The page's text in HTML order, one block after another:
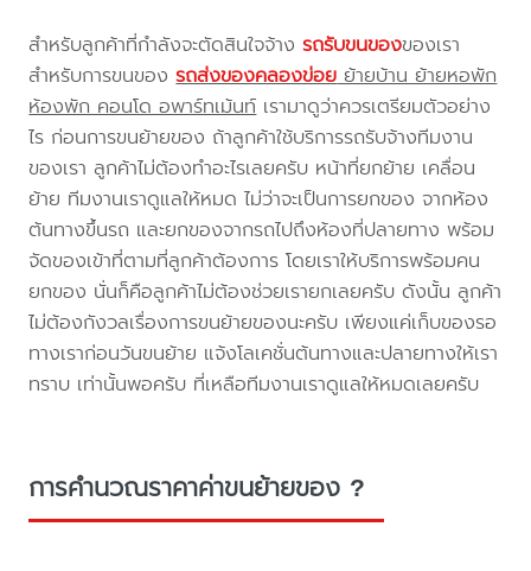
สำหรับลูกค้าที่กำลังจะตัดสินใจจ้างรถรับขนของของเรา
สำหรับการขนของรถส่งของคลองข่อยย้ายบ้าน ย้ายหอพัก
ห้องพัก คอนโด อพาร์ทเม้นท์เรามาดูว่าควรเตรียมตัวอย่าง
ไร ก่อนการขนย้ายของ ถ้าลูกค้าใช้บริการรถรับจ้างทีมงาน
ของเรา ลูกค้าไม่ต้องทำอะไรเลยครับ หน้าที่ยกย้าย เคลื่อน
ย้าย ทีมงานเราดูแลให้หมด ไม่ว่าจะเป็นการยกของ จากห้อง
ต้นทางขึ้นรถ และยกของจากรถไปถึงห้องที่ปลายทาง พร้อม
จัดของเข้าที่ตามที่ลูกค้าต้องการ โดยเราให้บริการพร้อมคน
ยกของ นั่นก็คือลูกค้าไม่ต้องช่วยเรายกเลยครับ ดังนั้น ลูกค้า
ไม่ต้องกังวลเรื่องการขนย้ายของนะครับ เพียงแค่เก็บของรอ
ทางเราก่อนวันขนย้าย แจ้งโลเคชั่นต้นทางและปลายทางให้เรา
ทราบ เท่านั้นพอครับ ที่เหลือทีมงานเราดูแลให้หมดเลยครับ
การคำนวณราคาค่าขนย้ายของ ?